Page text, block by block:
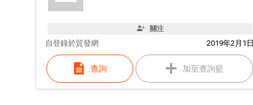
關注
自 2019年2月1日
登錄於貿發網
查詢 加至查詢籃